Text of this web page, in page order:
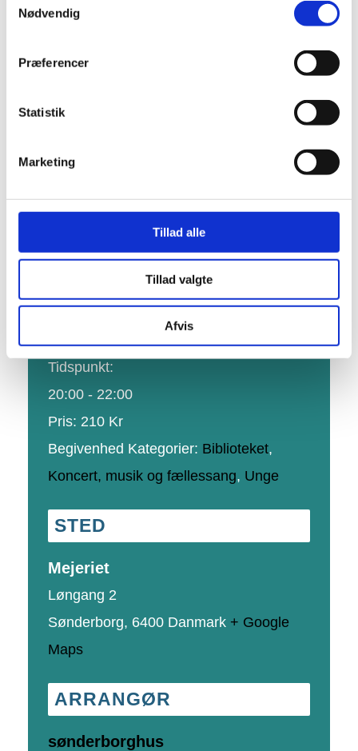
Nødvendig
Præferencer
Statistik
Marketing
Tillad alle
Tillad valgte
Afvis
82 10
HOURS
03
MIN
47
DETALJER
Tidspunkt:
20:00 - 22:00
Pris: 210 Kr
Begivenhed Kategorier: Biblioteket,
Koncert, musik og fællessang, Unge
STED
Mejeriet
Løngang 2
Sønderborg, 6400 Danmark + Google
Maps
ARRANGØR
sønderborghus